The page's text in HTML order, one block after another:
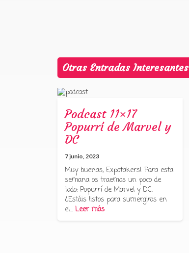
Otras Entradas Interesantes
Podcast 11×17
Popurrí de Marvel y
DC
7 junio, 2023
Muy buenas, Expotakers! Para esta
semana os traemos un poco de
todo: Popurrí de Marvel y DC.
¿Estáis listos para sumergiros en
el… Leer más